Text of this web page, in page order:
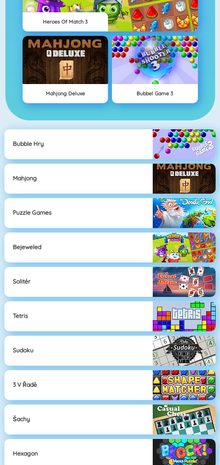
Heroes Of Match 3
Mahjong Deluxe Bubbel Game 3
Bubble Hry
Mahjong
Puzzle Games
Bejeweled
Solitér
Tetris
Sudoku
3 V Řadě
Šachy
Hexagon